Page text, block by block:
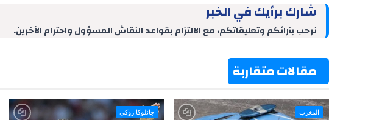
I
e
p
g
a
b
o
شارك برأيك في الخبر
نرحب بآرائكم وتعليقاتكم، مع الالتزام بقواعد النقاش المسؤول واحترام الآخرين.
مقالات متقاربة
المغرب جانلوكا روكي